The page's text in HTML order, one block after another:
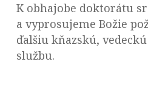
K obhajobe doktorátu
a vyprosujeme Božie
ďalšiu kňazskú,
službu.